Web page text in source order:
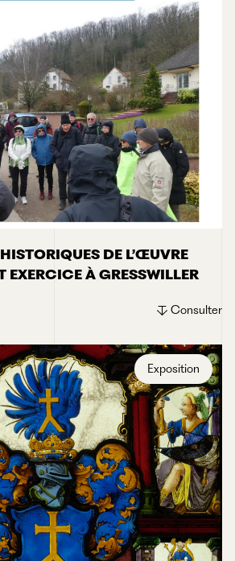
DE L’ŒUVRE
EXERCICE À GRESSWILLER
Consulter
Exposition